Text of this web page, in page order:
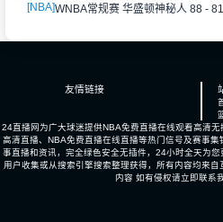
[NBA]WNBA常规赛 华盛顿神秘人 88 -
友情链接
24直播网为广大球迷提供NBA免费直播在线观看高清
高清直播、NBA免费直播在线直播等热门信号及赛事
事直播和资讯，完全绿色安全无插件，24小时全天为
用户收集或从搜索引擎搜索整理获得，所有内容均来
内容 如有侵权请立即联系